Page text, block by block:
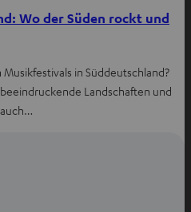
Wo der Süden rockt und
in Süddeutschland?
Landschaften und